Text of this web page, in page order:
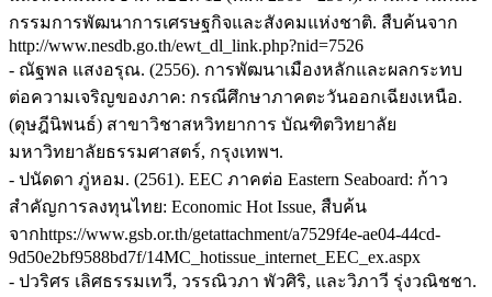
กรรมการพัฒนาการเศรษฐกิจและสังคมแห่งชาติ. สืบค้นจาก
http://www.nesdb.go.th/ewt_dl_link.php?nid=7526
- ณัฐพล แสงอรุณ. (2556). การพัฒนาเมืองหลักและผลกระทบ
ต่อความเจริญของภาค: กรณีศึกษาภาคตะวันออกเฉียงเหนือ.
(ดุษฎีนิพนธ์) สาขาวิชาสหวิทยาการ บัณฑิตวิทยาลัย
มหาวิทยาลัยธรรมศาสตร์, กรุงเทพฯ.
- ปนัดดา ภู่หอม. (2561). EEC ภาคต่อ Eastern Seaboard: ก้าว
สำคัญการลงทุนไทย: Economic Hot Issue, สืบค้น
จากhttps://www.gsb.or.th/getattachment/a7529f4e-ae04-44cd-
9d50e2bf9588bd7f/14MC_hotissue_internet_EEC_ex.aspx
- ปวริศร เลิศธรรมเทวี, วรรณิวภา พัวศิริ, และวิภาวี รุ่งวณิชชา.